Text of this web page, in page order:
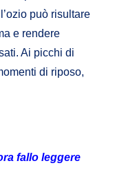
può risultare
e rendere
Ai picchi di
di riposo,
fallo leggere